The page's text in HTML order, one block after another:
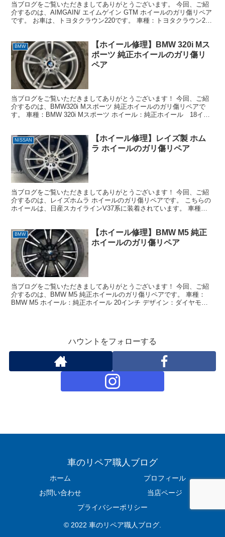
当ブログをご覧いただきましてありがとうございます。 今回、ご紹
介するのは、AIMGAIN/ エイムゲイン GTM ホイールのガリ傷リペア
です。 お車は、トヨタクラウン220です。 車種：トヨタクラウン220
BMW
【ホイール修理】BMW 320i Mス
ポーツ 純正ホイールのガリ傷リ
ペア
当ブログをご覧いただきましてありがとうございます！ 今回、ご紹
介するのは、BMW320i Mスポーツ 純正ホイールのガリ傷リペアで
す。 車種：BMW 320i Mスポーツ ホイール：純正ホイール 18イン
NISSAN
【ホイール修理】レイズ製 ホム
ラ ホイールのガリ傷リペア
当ブログをご覧いただきましてありがとうございます！ 今回、ご紹
介するのは、レイズホムラ ホイールのガリ傷リペアです。 こちらの
ホイールは、日産スカイラインV37系に装着されています。 車種：
BMW
【ホイール修理】BMW M5 純正
ホイールのガリ傷リペア
当ブログをご覧いただきましてありがとうございます！ 今回、ご紹
介するのは、BMW M5 純正ホイールのガリ傷リペアです。 車種：
BMW M5 ホイール：純正ホイール 20インチ デザイン：ダイヤモン
ハウントをフォローする
車のリペア職人ブログ
ホーム
プロフィール
お問い合わせ
当店ページ
プライバシーポリシー
© 2022 車のリペア職人ブログ.